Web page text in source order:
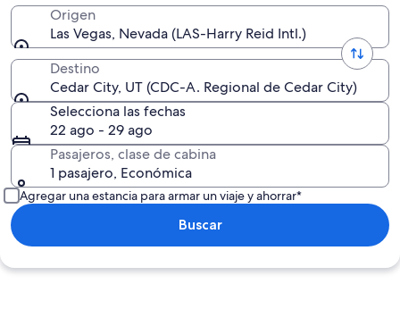
Origen
Las Vegas, Nevada (LAS-Harry Reid Intl.)
Destino
Cedar City, UT (CDC-A. Regional de Cedar City)
Selecciona las fechas
22 ago - 29 ago
Pasajeros, clase de cabina
1 pasajero, Económica
Agregar una estancia para armar un viaje y ahorrar*
Buscar